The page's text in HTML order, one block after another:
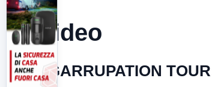
Video
SGARRUPATION